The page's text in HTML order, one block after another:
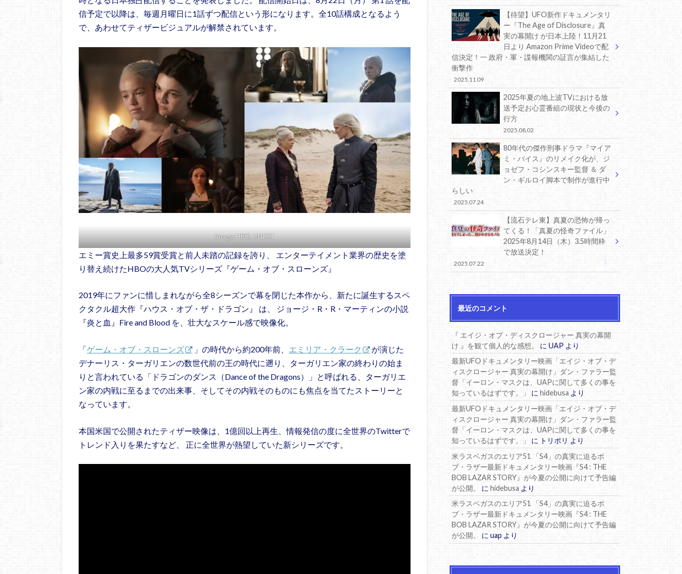
信予定で以降は、毎週月曜日に1話ずつ配信という形になります。全10話構成となるよう
で、あわせてティザービジュアルが解禁されています。
Image: HBO, UNEXT
エミー賞史上最多59賞受賞と前人未踏の記録を誇り、 エンターテイメント業界の歴史を塗
り替え続けたHBOの大人気TVシリーズ『ゲーム・オブ・スローンズ』
2019年にファンに惜しまれながら全8シーズンで幕を閉じた本作から、新たに誕生するスペ
クタクル超大作『ハウス・オブ・ザ・ドラゴン』 は、 ジョージ・R・R・マーティンの小説
『炎と血』Fire and Blood を、壮大なスケール感で映像化。
「ゲーム・オブ・スローンズ 」の時代から約200年前、 エミリア・クラーク
が演じた
デナーリス・ターガリエンの数世代前の王の時代に遡り、ターガリエン家の終わりの始ま
りと言われている「ドラゴンのダンス（Dance of the Dragons）」と呼ばれる、ターガリエ
ン家の内戦に至るまでの出来事、そしてその内戦そのものにも焦点を当てたストーリーと
なっています。
本国米国で公開されたティザー映像は、1億回以上再生、情報発信の度に全世界のTwitterで
トレンド入りを果たすなど、 正に全世界が熱望していた新シリーズです。
【待望】UFO新作ドキュメンタリ
ー『The Age of Disclosure』真
実の幕開け が日本上陸！11月21
日より Amazon Prime Videoで配
信決定！一 政府・軍・諜報機関の証言が集結した
衝撃作
2025.11.09
2025年夏の地上波TVにおける放
送予定お心霊番組の現状と今後の
行方
2025.08.02
80年代の傑作刑事ドラマ『マイア
ミ・バイス』のリメイク化が、ジ
ョゼフ・コシンスキー監督 ＆ ダ
ン・ギルロイ脚本で制作が進行中
らしい
2025.07.24
【流石テレ東】真夏の恐怖が帰っ
てくる！「真夏の怪奇ファイル」
2025年8月14日（木）3.5時間枠
で放送決定！
2025.07.22
最近のコメント
『 エイジ・オブ・ディスクロージャー 真実の幕開
け 』を観て個人的な感想。
にUAP より
最新UFOドキュメンタリー映画「エイジ・オブ・デ
ィスクロージャー 真実の幕開け」ダン・ファラー監
督「イーロン・マスクは、UAPに関して多くの事を
知っているはずです。」
にhidebusa より
最新UFOドキュメンタリー映画「エイジ・オブ・デ
ィスクロージャー 真実の幕開け」ダン・ファラー監
督「イーロン・マスクは、UAPに関して多くの事を
知っているはずです。」
に トリポリ より
米ラスベガスのエリア51 「S4」の真実に迫るボ
ブ・ラザー最新ドキュメンタリー映画『S4 : THE
BOB LAZAR STORY』が今夏の公開に向けて予告編
が公開。
にhidebusa より
米ラスベガスのエリア51 「S4」の真実に迫るボ
ブ・ラザー最新ドキュメンタリー映画『S4 : THE
BOB LAZAR STORY』が今夏の公開に向けて予告編
が公開。
にuap より